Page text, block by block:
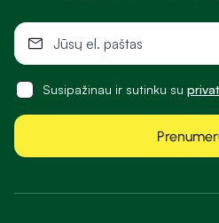
Susipažinau ir sutinku su